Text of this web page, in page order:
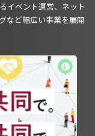
イベント運営、ネット
など幅広い事業を展開